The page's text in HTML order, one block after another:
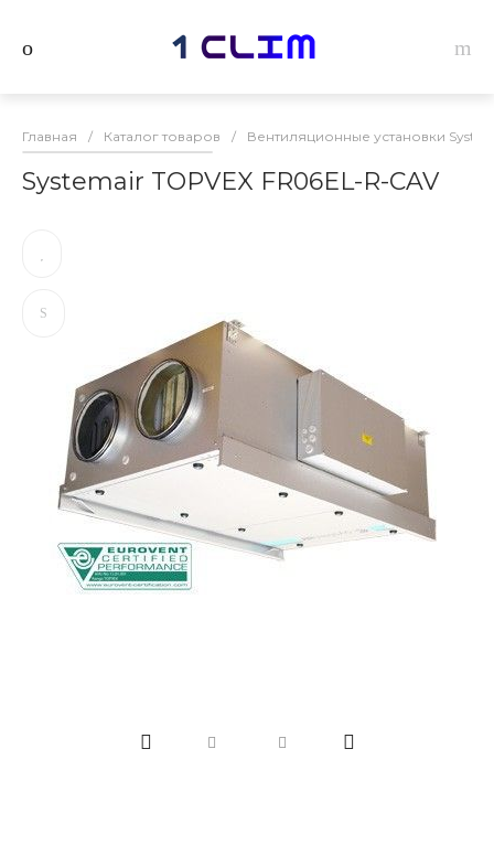
Главная / Каталог товаров / Вентиляционные установки
Systemair TOPVEX FR06EL-R-CAV